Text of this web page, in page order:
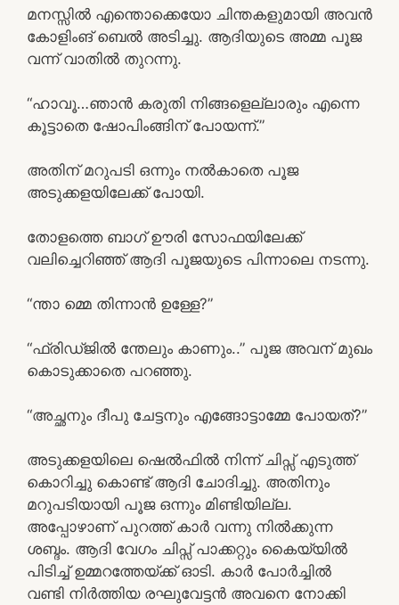
മനസ്സിൽ എന്തൊക്കെയോ ചിന്തകളുമായി അവൻ
കോളിംങ് ബെൽ അടിച്ചു. ആദിയുടെ അമ്മ പൂജ
വന്ന് വാതിൽ തുറന്നു.
“ഹാവൂ…ഞാൻ കരുതി നിങ്ങളെല്ലാരും എന്നെ
കൂട്ടാതെ ഷോപിംങ്ങിന് പോയന്ന്.”
അതിന് മറുപടി ഒന്നും നൽകാതെ പൂജ
അടുക്കളയിലേക്ക് പോയി.
തോളത്തെ ബാഗ് ഊരി സോഫയിലേക്ക്
വലിച്ചെറിഞ്ഞ് ആദി പൂജയുടെ പിന്നാലെ നടന്നു.
“ന്താ മ്മെ തിന്നാൻ ഉള്ളേ?”
“ഫ്രിഡ്ജിൽ ന്തേലും കാണും..” പൂജ അവന് മുഖം
കൊടുക്കാതെ പറഞ്ഞു.
“അച്ഛനും ദീപു ചേട്ടനും എങ്ങോട്ടാമ്മേ പോയത്?”
അടുക്കളയിലെ ഷെൽഫിൽ നിന്ന് ചിപ്സ് എടുത്ത്
കൊറിച്ചു കൊണ്ട് ആദി ചോദിച്ചു. അതിനും
മറുപടിയായി പൂജ ഒന്നും മിണ്ടിയില്ല.
അപ്പോഴാണ് പുറത്ത് കാർ വന്നു നിൽക്കുന്ന
ശബ്ദം. ആദി വേഗം ചിപ്സ് പാക്കറ്റും കൈയ്യിൽ
പിടിച്ച് ഉമ്മറത്തേയ്ക്ക് ഓടി. കാർ പോർച്ചിൽ
വണ്ടി നിർത്തിയ രഘുവേട്ടൻ അവനെ നോക്കി